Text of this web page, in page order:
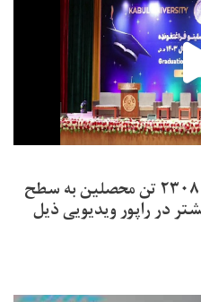
از ۲۲ پوهنځی پوهنتون کابل ۲۳۰۸ تن محصلین به سطح
در راپور ویدیویی ذیل